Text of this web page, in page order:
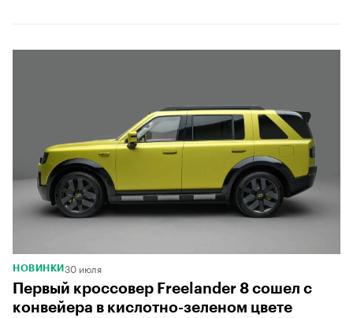
НОВИНКИ 30 июля
Первый кроссовер Freelander 8 сошел с
конвейера в кислотно-зеленом цвете